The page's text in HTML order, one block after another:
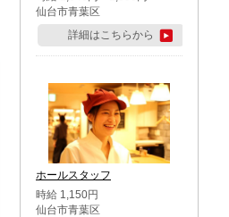
仙台市青葉区
詳細はこちらから
ホールスタッフ
時給 1,150円
仙台市青葉区